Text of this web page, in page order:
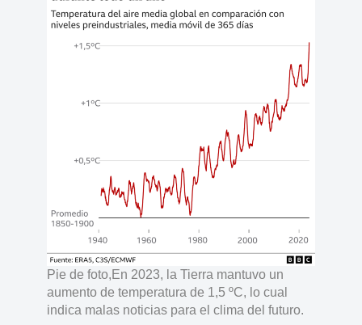
Pie de foto,En 2023, la Tierra mantuvo un
aumento de temperatura de 1,5 ºC, lo cual
indica malas noticias para el clima del futuro.